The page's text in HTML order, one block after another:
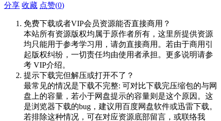
分享 收藏 点赞(0)
免费下载或者VIP会员资源能否直接商用？
本站所有资源版权均属于原作者所有，这里所提供资源
均只能用于参考学习用，请勿直接商用。若由于商用引
起版权纠纷，一切责任均由使用者承担。更多说明请参
考 VIP介绍。
提示下载完但解压或打开不了？
最常见的情况是下载不完整: 可对比下载完压缩包的与网
盘上的容量，若小于网盘提示的容量则是这个原因。这
是浏览器下载的bug，建议用百度网盘软件或迅雷下载。
若排除这种情况，可在对应资源底部留言，或联络我